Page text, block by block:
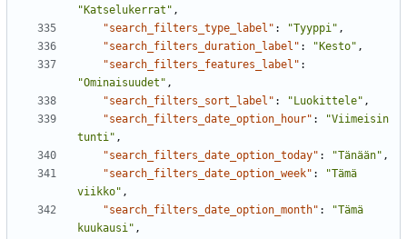
"Katselukerrat" ,
"search_filters_type_label" : "Tyyppi" ,
"search_filters_duration_label" : "Kesto" ,
"search_filters_features_label" :
"Ominaisuudet" ,
"search_filters_sort_label" : "Luokittele" ,
"search_filters_date_option_hour" :
"Viimeisin
tunti" ,
"search_filters_date_option_today" : "Tänään" ,
"search_filters_date_option_week" :
"Tämä
viikko" ,
"search_filters_date_option_month" :
"Tämä
kuukausi" ,